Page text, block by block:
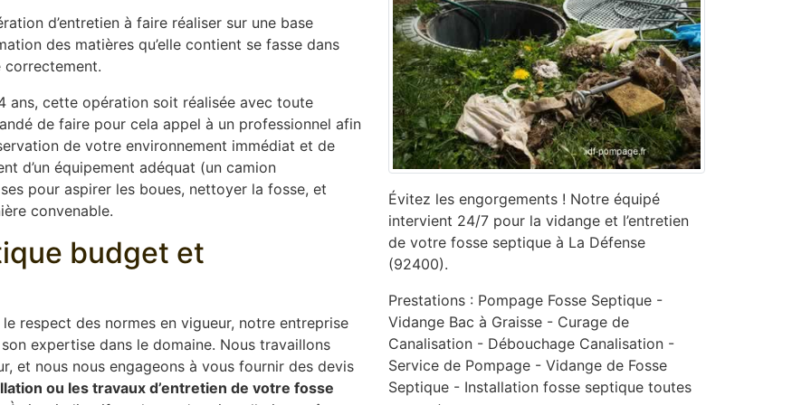
d’entretien à faire réaliser sur une base
des matières qu’elle contient se fasse dans
ans, cette opération soit réalisée avec toute
de faire pour cela appel à un professionnel afin
de votre environnement immédiat et de
d’un équipement adéquat (un camion
pour aspirer les boues, nettoyer la fosse, et
convenable.
budget et
respect des normes en vigueur, notre entreprise
expertise dans le domaine. Nous travaillons
et nous nous engageons à vous fournir des devis
ou les travaux d’entretien de votre fosse
Évitez les engorgements ! Notre équipé
intervient 24/7 pour la vidange et l’entretien
de votre fosse septique à La Défense
(92400).
Prestations : Pompage Fosse Septique -
Vidange Bac à Graisse - Curage de
Canalisation - ‎Débouchage Canalisation -
‎Service de Pompage - ‎Vidange de Fosse
Septique - Installation fosse septique toutes